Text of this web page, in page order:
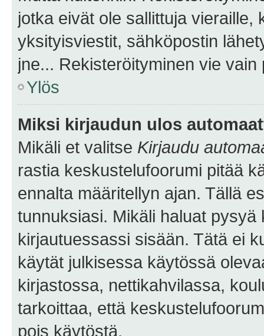
jotka eivät ole sallittuja vieraille,
yksityisviestit, sähköpostin
jne... Rekisteröityminen vie
Ylös
Miksi kirjaudun ulos
Mikäli et valitse Kirjaudu
rastia keskustelufoorumi pitää
ennalta määritellyn ajan. Tällä
tunnuksiasi. Mikäli haluat
kirjautuessassi sisään. Tätä ei
käytät julkisessa käytössä
kirjastossa, nettikahvilassa,
tarkoittaa, että
pois käytöstä.